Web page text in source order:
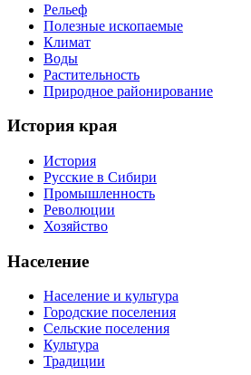
Рельеф
Полезные ископаемые
Климат
Воды
Растительность
Природное районирование
История края
История
Русские в Сибири
Промышленность
Революции
Хозяйство
Население
Население и культура
Городские поселения
Сельские поселения
Культура
Традиции